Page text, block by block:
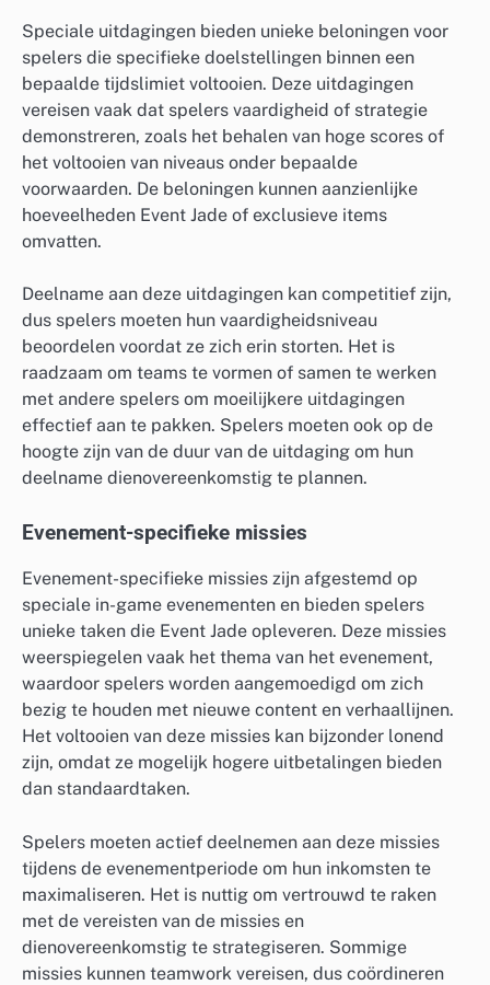
Speciale uitdagingen bieden unieke beloningen voor
spelers die specifieke doelstellingen binnen een
bepaalde tijdslimiet voltooien. Deze uitdagingen
vereisen vaak dat spelers vaardigheid of strategie
demonstreren, zoals het behalen van hoge scores of
het voltooien van niveaus onder bepaalde
voorwaarden. De beloningen kunnen aanzienlijke
hoeveelheden Event Jade of exclusieve items
omvatten.
Deelname aan deze uitdagingen kan competitief zijn,
dus spelers moeten hun vaardigheidsniveau
beoordelen voordat ze zich erin storten. Het is
raadzaam om teams te vormen of samen te werken
met andere spelers om moeilijkere uitdagingen
effectief aan te pakken. Spelers moeten ook op de
hoogte zijn van de duur van de uitdaging om hun
deelname dienovereenkomstig te plannen.
Evenement-specifieke missies
Evenement-specifieke missies zijn afgestemd op
speciale in-game evenementen en bieden spelers
unieke taken die Event Jade opleveren. Deze missies
weerspiegelen vaak het thema van het evenement,
waardoor spelers worden aangemoedigd om zich
bezig te houden met nieuwe content en verhaallijnen.
Het voltooien van deze missies kan bijzonder lonend
zijn, omdat ze mogelijk hogere uitbetalingen bieden
dan standaardtaken.
Spelers moeten actief deelnemen aan deze missies
tijdens de evenementperiode om hun inkomsten te
maximaliseren. Het is nuttig om vertrouwd te raken
met de vereisten van de missies en
dienovereenkomstig te strategiseren. Sommige
missies kunnen teamwork vereisen, dus coördineren